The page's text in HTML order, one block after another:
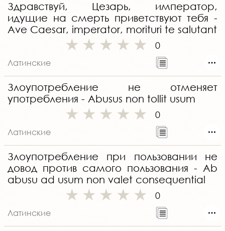
Здравствуй, Цезарь, император,
идущие на смерть приветствуют тебя -
Ave Caesar, imperator, morituri te salutant
0
Латинские
Злоупотребление не отменяет
употребления - Abusus non tollit usum
0
Латинские
Злоупотребление при пользовании не
довод против самого пользования - Ab
abusu ad usum non valet consequential
0
Латинские